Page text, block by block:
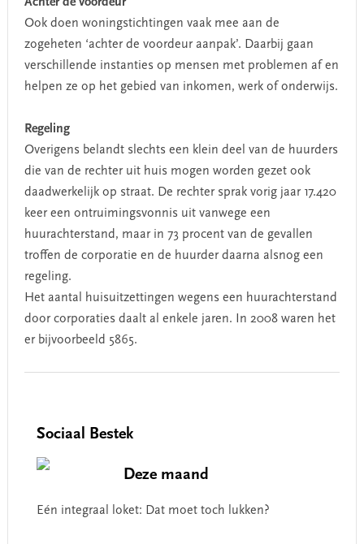
Ook doen woningstichtingen vaak mee aan de
zogeheten ‘achter de voordeur aanpak’. Daarbij gaan
verschillende instanties op mensen met problemen af en
helpen ze op het gebied van inkomen, werk of onderwijs.
Regeling
Overigens belandt slechts een klein deel van de huurders
die van de rechter uit huis mogen worden gezet ook
daadwerkelijk op straat. De rechter sprak vorig jaar 17.420
keer een ontruimingsvonnis uit vanwege een
huurachterstand, maar in 73 procent van de gevallen
troffen de corporatie en de huurder daarna alsnog een
regeling.
Het aantal huisuitzettingen wegens een huurachterstand
door corporaties daalt al enkele jaren. In 2008 waren het
er bijvoorbeeld 5865.
Sociaal Bestek
Deze maand
Eén integraal loket: Dat moet toch lukken?